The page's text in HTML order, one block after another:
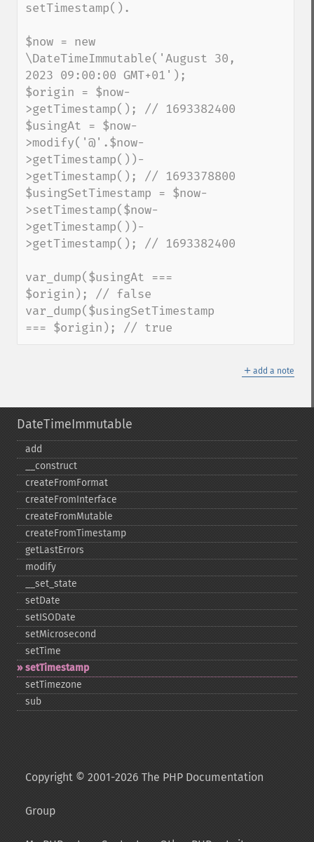
setTimestamp().
$now = new
\DateTimeImmutable('August 30,
2023 09:00:00 GMT+01');
$origin = $now-
>getTimestamp(); // 1693382400
$usingAt = $now-
>modify('@'.$now-
>getTimestamp())-
>getTimestamp(); // 1693378800
$usingSetTimestamp = $now-
>setTimestamp($now-
>getTimestamp())-
>getTimestamp(); // 1693382400
var_dump($usingAt ===
$origin); // false
var_dump($usingSetTimestamp
=== $origin); // true
＋ add a note
DateTimeImmutable
add
_​_​construct
createFromFormat
createFromInterface
createFromMutable
createFromTimestamp
getLastErrors
modify
_​_​set_​state
setDate
setISODate
setMicrosecond
setTime
setTimestamp
setTimezone
sub
Copyright © 2001-2026 The PHP Documentation
Group